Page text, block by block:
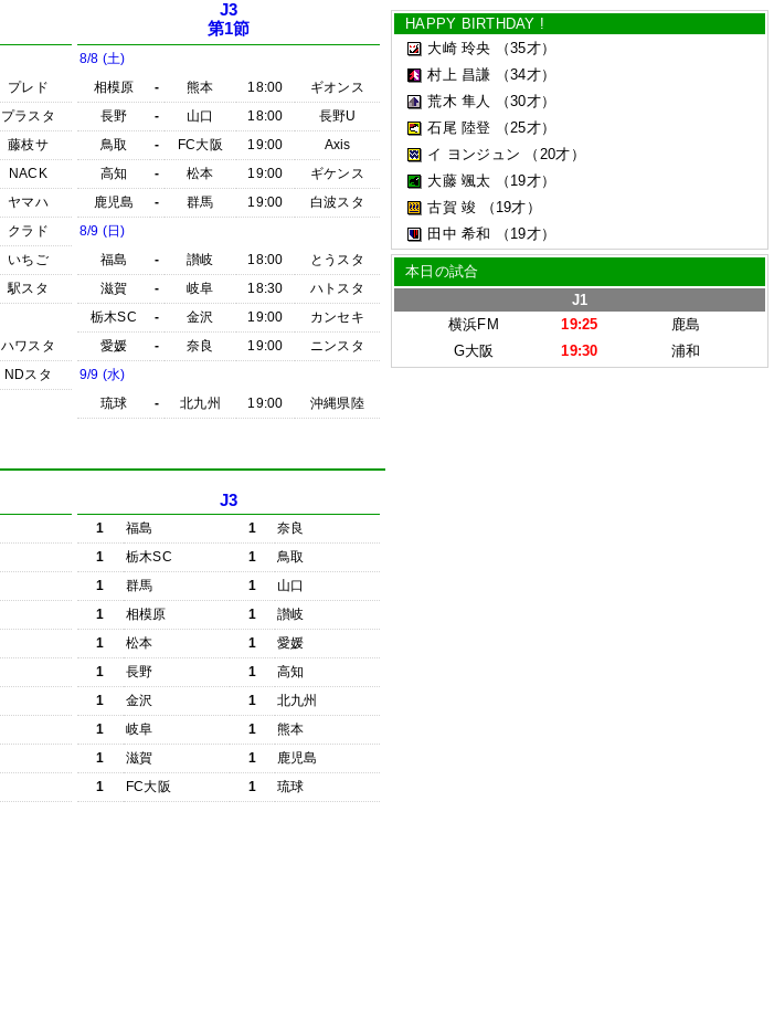
プレド
プラスタ
藤枝サ
NACK
ヤマハ
クラド
いちご
駅スタ
ハワスタ
NDスタ
J3
第1節
8/8 (土)
相模原
- 熊本 18:00
ギオンス
長野
- 山口 18:00
長野U
鳥取
- FC大阪 19:00
Axis
高知
- 松本 19:00
ギケンス
鹿児島
- 群馬 19:00
白波スタ
8/9 (日)
福島
- 讃岐 18:00
とうスタ
滋賀
- 岐阜 18:30
ハトスタ
栃木SC
- 金沢 19:00
カンセキ
愛媛
- 奈良 19:00
ニンスタ
9/9 (水)
琉球
- 北九州 19:00 沖縄県陸
J3
1 福島 1
奈良
1
栃木SC 1
鳥取
1
群馬 1
山口
1
相模原 1
讃岐
1
松本 1
愛媛
1
長野 1
高知
1
金沢 1
北九州
1
岐阜 1
熊本
1
滋賀 1
鹿児島
1
FC大阪 1 琉球
HAPPY BIRTHDAY !
大崎 玲央
（35才）
村上 昌謙
（34才）
荒木 隼人
（30才）
石尾 陸登
（25才）
イ ヨンジュン
（20才）
大藤 颯太
（19才）
古賀 竣
（19才）
田中 希和
（19才）
本日の試合
J1
横浜FM
19:25
鹿島
G大阪
19:30 浦和